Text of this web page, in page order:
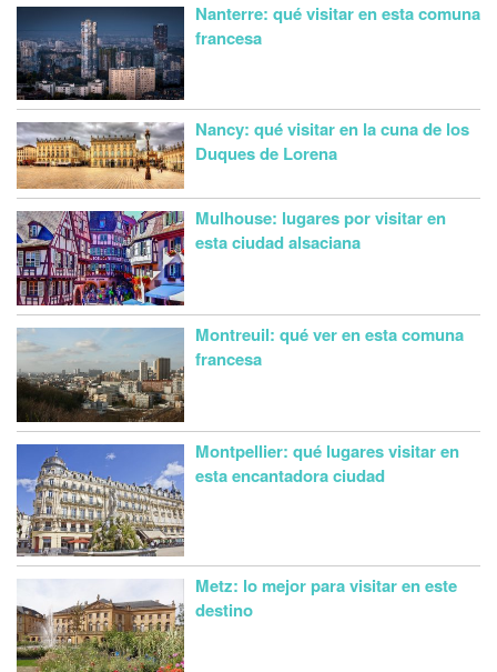
Nanterre: qué visitar en esta comuna
francesa
Nancy: qué visitar en la cuna de los
Duques de Lorena
Mulhouse: lugares por visitar en
esta ciudad alsaciana
Montreuil: qué ver en esta comuna
francesa
Montpellier: qué lugares visitar en
esta encantadora ciudad
Metz: lo mejor para visitar en este
destino